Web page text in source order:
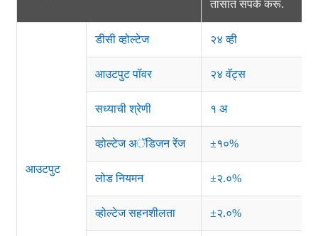
तासांत संपर्क करू.
आउटपुट
डीसी व्होल्टेज २४ व्ही
आउटपुट पॉवर २४ वॅट्स
सध्याची श्रेणी १ अ
व्होल्टेज अॅडिजन रेंज ±१०%
लोड नियमन ±२.०%
व्होल्टेज सहनशीलता ±२.०%